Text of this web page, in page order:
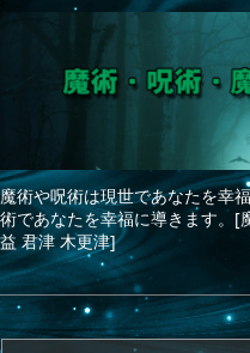
魔術や呪術は現世であなたを幸
術であなたを幸福に導きます。[
益 君津 木更津]